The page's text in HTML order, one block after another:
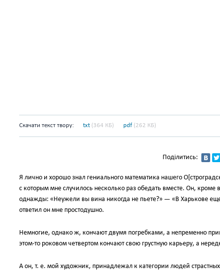
Скачати текст твору: txt (364 КБ) pdf (262 КБ)
Поділитись:
Я лично и хорошо знал гениального математика нашего
с которым мне случилось несколько раз обедать вместе. Он, кроме
однажды: «Неужели вы вина никогда не пьете?» — «В Харькове
ответил он мне простодушно.
Немногие, однако ж, кончают двумя погребками, а непременно
этом-то роковом четвертом кончают свою грустную карьеру, а
А он, т. е. мой художник, принадлежал к категории людей